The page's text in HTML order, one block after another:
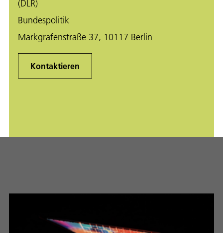
(DLR)
Bundespolitik
Markgrafenstraße 37, 10117 Berlin
Kontaktieren